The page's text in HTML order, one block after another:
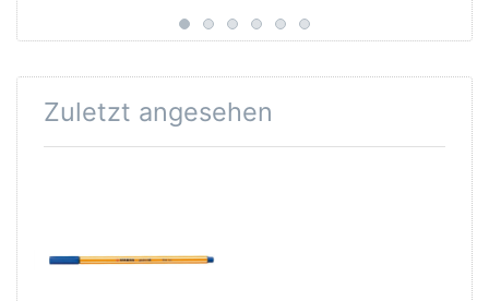
mit 2500 Blatt)
Zuletzt angesehen